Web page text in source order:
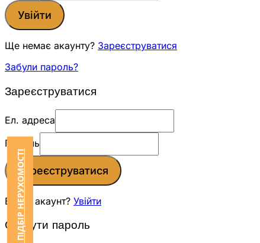
Увійти
Ще немає акаунту? Зареєструватися
Забули пароль?
Зареєструватися
Ел. адреса
Пароль
Зареєструватися
Вже є акаунт? Увійти
Скинути пароль